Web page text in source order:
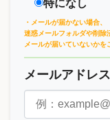
特になし
・メールが届かない場合、
迷惑メールフォルダや削除
メールが届いていないかを
メールアドレス